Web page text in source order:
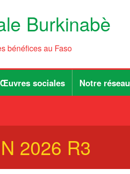
Burkinabè
bénéfices au Faso
Œuvres sociales Notre réseau
2026 R3